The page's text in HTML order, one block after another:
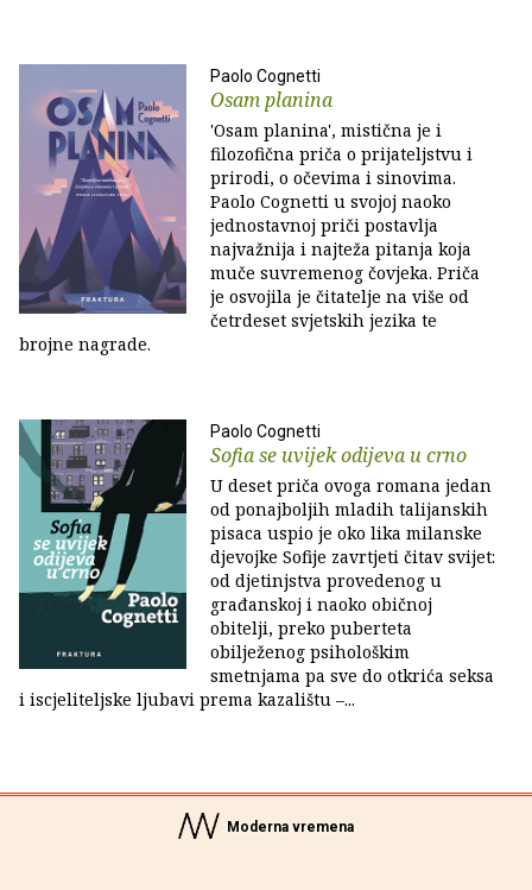
Paolo Cognetti
Osam planina
'Osam planina', mistična je i
filozofična priča o prijateljstvu i
prirodi, o očevima i sinovima.
Paolo Cognetti u svojoj naoko
jednostavnoj priči postavlja
najvažnija i najteža pitanja koja
muče suvremenog čovjeka. Priča
je osvojila je čitatelje na više od
četrdeset svjetskih jezika te
brojne nagrade.
Paolo Cognetti
Sofia se uvijek odijeva u crno
U deset priča ovoga romana jedan
od ponajboljih mladih talijanskih
pisaca uspio je oko lika milanske
djevojke Sofije zavrtjeti čitav svijet:
od djetinjstva provedenog u
građanskoj i naoko običnoj
obitelji, preko puberteta
obilježenog psihološkim
smetnjama pa sve do otkrića seksa
i iscjeliteljske ljubavi prema kazalištu –...
Moderna vremena